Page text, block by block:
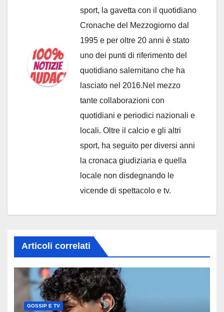
sport, la gavetta con il quotidiano
Cronache del Mezzogiorno dal
1995 e per oltre 20 anni è stato
uno dei punti di riferimento del
quotidiano salernitano che ha
lasciato nel 2016.Nel mezzo
tante collaborazioni con
quotidiani e periodici nazionali e
locali. Oltre il calcio e gli altri
sport, ha seguito per diversi anni
la cronaca giudiziaria e quella
locale non disdegnando le
vicende di spettacolo e tv.
Articoli correlati
GOSSIP E TV